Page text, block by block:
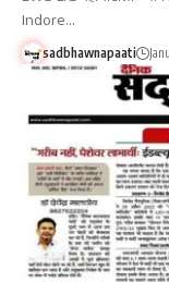
Indore…
sadbhawnapaati